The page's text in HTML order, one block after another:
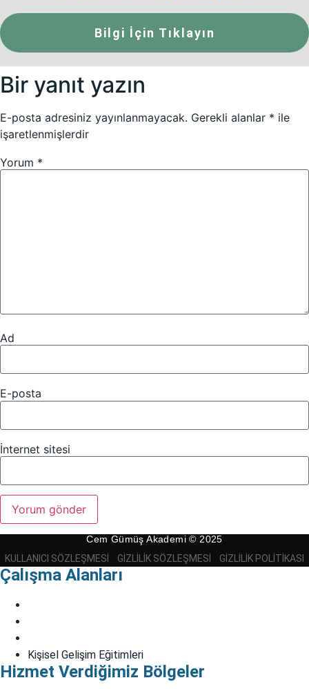
Bilgi İçin Tıklayın
Bir yanıt yazın
E-posta adresiniz yayınlanmayacak. Gerekli alanlar * ile
işaretlenmişlerdir
Yorum *
Ad
E-posta
İnternet sitesi
Cem Gümüş Akademi © 2025
KULLANICI SÖZLEŞMESI
GIZLILIK SÖZLEŞMESI GIZLILIK POLITIKASI
Çalışma Alanları
Kişisel Gelişim Eğitimleri
Hizmet Verdiğimiz Bölgeler